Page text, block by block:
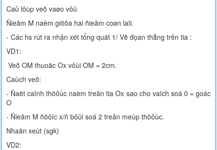
Caû lôùp veõ vaøo vôû
Ñieåm M naèm giöõa hai ñieåm coøn laïi.
- Các hs rút ra nhận xét tổng quát 1/ Vẽ đọan thẳng trên tia :
VD1:
Veõ OM thuoäc Ox vôùi OM = 2cm.
Caùch veõ:
- Ñaët caïnh thöôùc naèm treân tia Ox sao cho vaïch soá 0 = goác
O
- Ñieåm M ñöôïc x/ñ bôûi soá 2 treân meùp thöôùc.
Nhaän xeùt (sgk)
VD2: